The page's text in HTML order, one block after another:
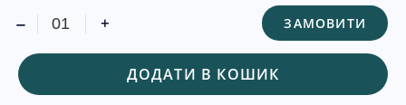
- + ЗАМОВИТИ
ДОДАТИ В КОШИК